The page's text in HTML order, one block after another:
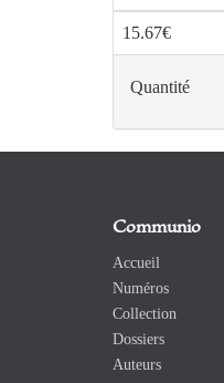
15.67€
Quantité
Communio
Accueil
Numéros
Collection
Dossiers
Auteurs